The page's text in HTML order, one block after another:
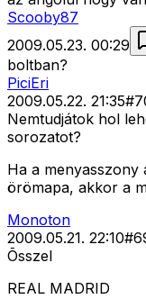
Scooby87
2009.05.23. 00:29
boltban?
PiciEri
2009.05.22. 21:35#
Nemtudjátok hol
sorozatot?
Ha a menyasszony
örömapa, akkor a
Monoton
2009.05.21. 22:10#
Õsszel
REAL MADRID